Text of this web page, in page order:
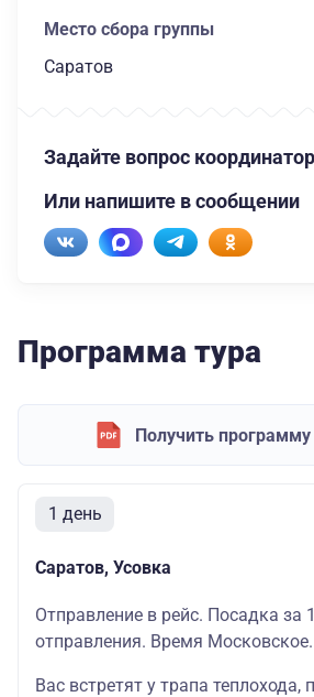
Место сбора группы
Саратов
Задайте вопрос
Или напишите в сообщении
Программа тура
Получить программу
1 день
Саратов, Усовка
Отправление в рейс. Посадка за
отправления. Время Московское.
Вас встретят у трапа теплохода,